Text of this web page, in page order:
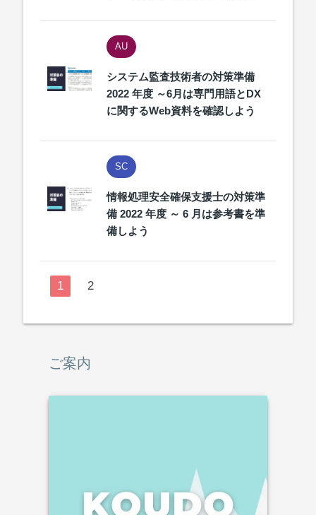
AU
システム監査技術者の対策準備
2022 年度 ～6月は専門用語とDX
に関するWeb資料を確認しよう
SC
情報処理安全確保支援士の対策準
備 2022 年度 ～ 6 月は参考書を準
備しよう
1 2
ご案内